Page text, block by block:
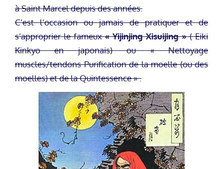
à Saint Marcel depuis des années.
C’est l’occasion ou jamais de pratiquer et de
s’approprier le fameux« Yijinjing Xisuijing »( Eiki
Kinkyo en japonais) ou « Nettoyage
muscles/tendons Purification de la moelle (ou des
moelles) et de la Quintessence » .